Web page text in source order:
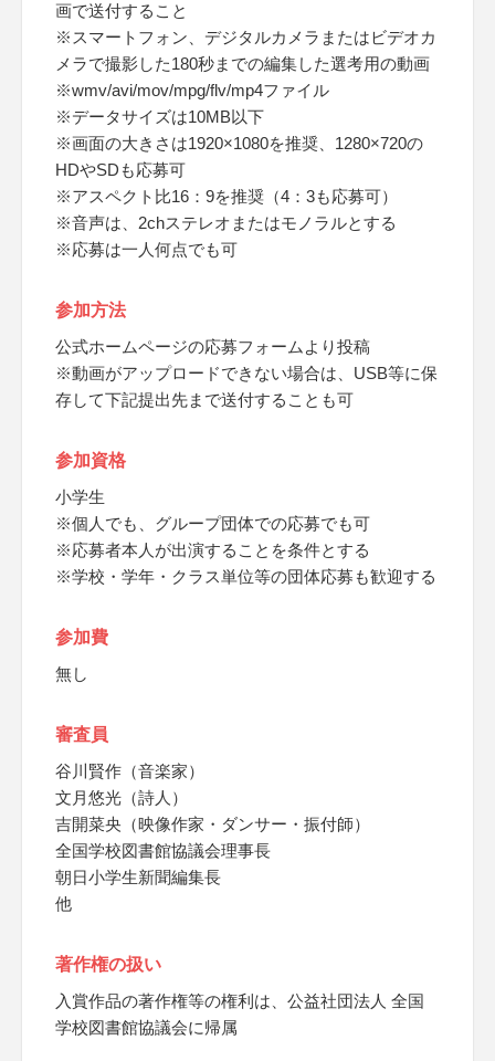
画で送付すること
※スマートフォン、デジタルカメラまたはビデオカ
メラで撮影した180秒までの編集した選考用の動画
※wmv/avi/mov/mpg/flv/mp4ファイル
※データサイズは10MB以下
※画面の大きさは1920×1080を推奨、1280×720の
HDやSDも応募可
※アスペクト比16：9を推奨（4：3も応募可）
※音声は、2chステレオまたはモノラルとする
※応募は一人何点でも可
参加方法
公式ホームページの応募フォームより投稿
※動画がアップロードできない場合は、USB等に保
存して下記提出先まで送付することも可
参加資格
小学生
※個人でも、グループ団体での応募でも可
※応募者本人が出演することを条件とする
※学校・学年・クラス単位等の団体応募も歓迎する
参加費
無し
審査員
谷川賢作（音楽家）
文月悠光（詩人）
吉開菜央（映像作家・ダンサー・振付師）
全国学校図書館協議会理事長
朝日小学生新聞編集長
他
著作権の扱い
入賞作品の著作権等の権利は、公益社団法人 全国
学校図書館協議会に帰属